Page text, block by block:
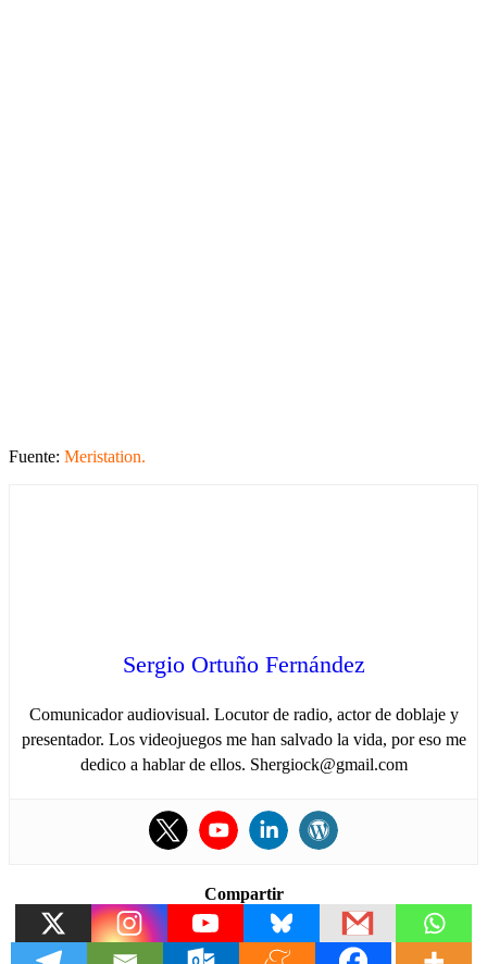
Fuente: Meristation.
Sergio Ortuño Fernández
Comunicador audiovisual. Locutor de radio, actor de doblaje y
presentador. Los videojuegos me han salvado la vida, por eso me
dedico a hablar de ellos. Shergiock@gmail.com
Compartir